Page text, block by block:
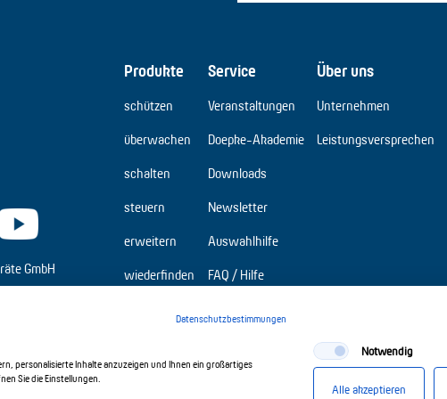
GmbH
Produkte
schützen
überwachen
schalten
steuern
erweitern
wiederfinden
Service
Veranstaltungen
Doepke-Akademie
Downloads
Newsletter
Auswahlhilfe
FAQ / Hilfe
Über uns
Unternehmen
Leistungsversprechen
Datenschutzbestimmungen
personalisierte Inhalte anzuzeigen und Ihnen ein großartiges
Sie die Einstellungen.
Notwendig
Alle akzeptieren